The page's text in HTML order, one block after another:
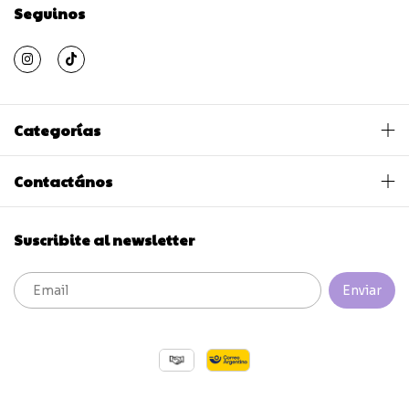
Seguinos
Categorías
Contactános
Suscribite al newsletter